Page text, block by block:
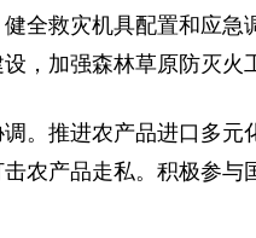
全救灾机具配置和应
，加强森林草原防灭火
调。推进农产品进口多
农产品走私。积极参与